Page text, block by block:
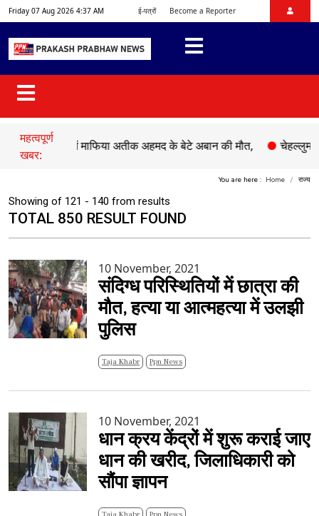
Friday 07 Aug 2026 4:37 AM ई-पत्रों Become a Reporter
महत्वपूर्ण
खबर:
हादसे में माफिया अतीक अहमद के बेटे अबान की मौत, ●चेहल्लुम पर
You are here : Home राज्य
Showing of 121 - 140 from results
TOTAL 850 RESULT FOUND
10 November, 2021
संदिग्ध परिस्थितियों में छात्रा की
मौत, हत्या या आत्महत्या में उलझी
पुलिस
Taja Khabr Ppn News
10 November, 2021
धान क्रय केंद्रों में शुरू कराई जाए
धान की खरीद, जिलाधिकारी को
सौंपा ज्ञापन